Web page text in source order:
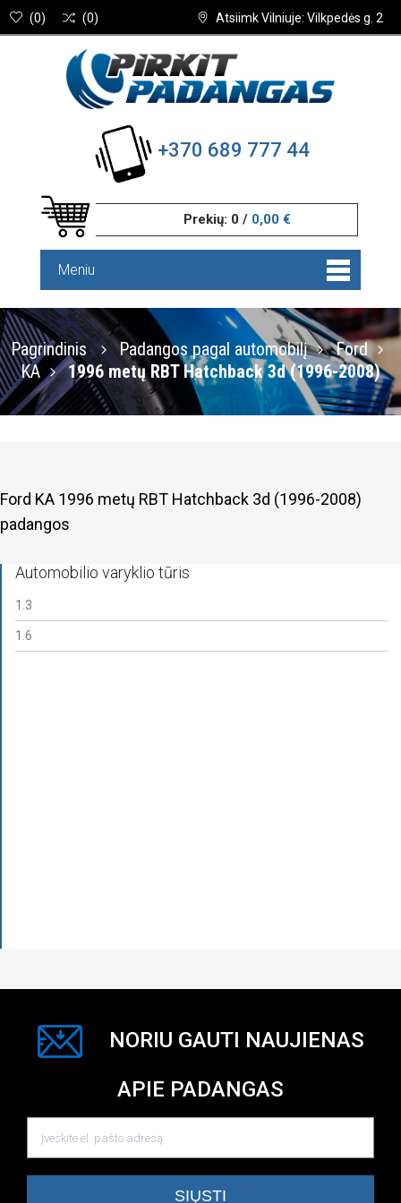
Atsiimk Vilniuje: Vilkpedės g. 2
(0) (0)
+370 689 777 44
Prekių: 0 / 0,00 €
Meniu
Pagrindinis Padangos pagal automobilį
Ford
KA
1996 metų RBT Hatchback 3d (1996-2008)
Ford KA 1996 metų RBT Hatchback 3d (1996-2008)
padangos
Automobilio varyklio tūris
1.3
1.6
NORIU GAUTI NAUJIENAS
APIE PADANGAS